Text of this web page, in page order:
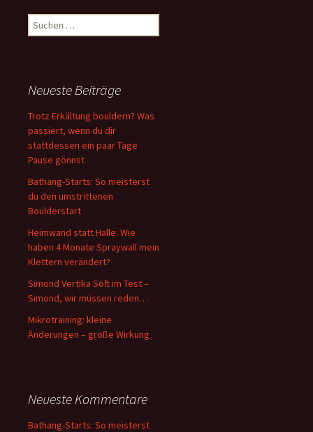
Suchen
nach:
Neueste Beiträge
Trotz Erkältung bouldern? Was
passiert, wenn du dir
stattdessen ein paar Tage
Pause gönnst
Bathang-Starts: So meisterst
du den umstrittenen
Boulderstart
Heimwand statt Halle: Wie
haben 4 Monate Spraywall mein
Klettern verändert?
Simond Vertika Soft im Test –
Simond, wir müssen reden…
Mikrotraining: kleine
Änderungen – große Wirkung
Neueste Kommentare
Bathang-Starts: So meisterst